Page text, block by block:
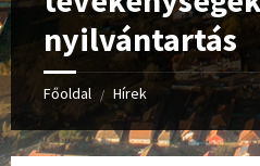
nyilvántartás
Főoldal / Hírek